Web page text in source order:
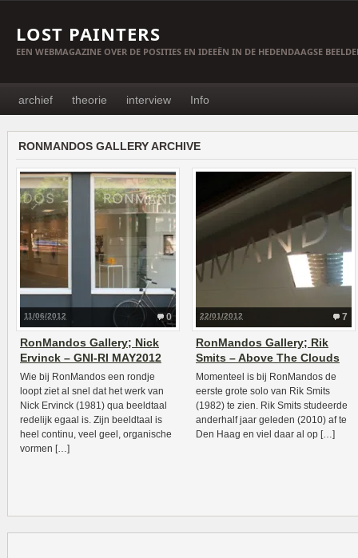
LOST PAINTERS
EEN WEBMAGAZINE OVER DE POSITIES EN IDEEËN IN DE HEDENDAAGSE
archief theorie interview Info
RONMANDOS GALLERY ARCHIVE
0
11/06/2012
RonMandos Gallery; Nick
Ervinck – GNI-RI MAY2012
Wie bij RonMandos een rondje
loopt ziet al snel dat het werk van
Nick Ervinck (1981) qua beeldtaal
redelijk egaal is. Zijn beeldtaal is
heel continu, veel geel, organische
vormen […]
7
22/01/2012
RonMandos Gallery; Rik
Smits – Above The Clouds
Momenteel is bij RonMandos de
eerste grote solo van Rik Smits
(1982) te zien. Rik Smits studeerde
anderhalf jaar geleden (2010) af te
Den Haag en viel daar al op […]